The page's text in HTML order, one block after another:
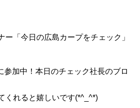
ー「今日の広島カープをチェック」
加中！本日のチェック社長のブロ
くれると嬉しいです(*^_^*)